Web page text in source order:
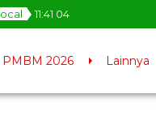
11:41 05
PMBM 2026 Lainnya